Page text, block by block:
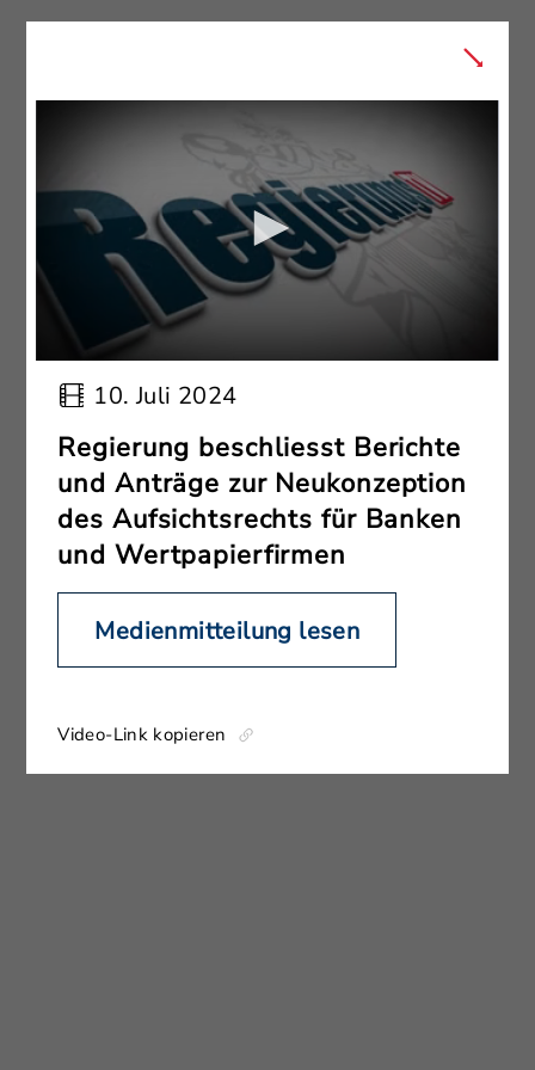
10. Juli 2024
Regierung beschliesst Berichte
und Anträge zur Neukonzeption
des Aufsichtsrechts für Banken
und Wertpapierfirmen
Medienmitteilung lesen
Video-Link kopieren